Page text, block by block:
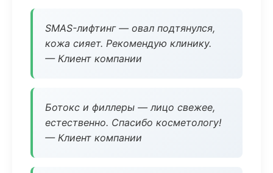
SMAS-лифтинг — овал подтянулся,
кожа сияет. Рекомендую клинику.
— Клиент компании
Ботокс и филлеры — лицо свежее,
естественно. Спасибо косметологу!
— Клиент компании